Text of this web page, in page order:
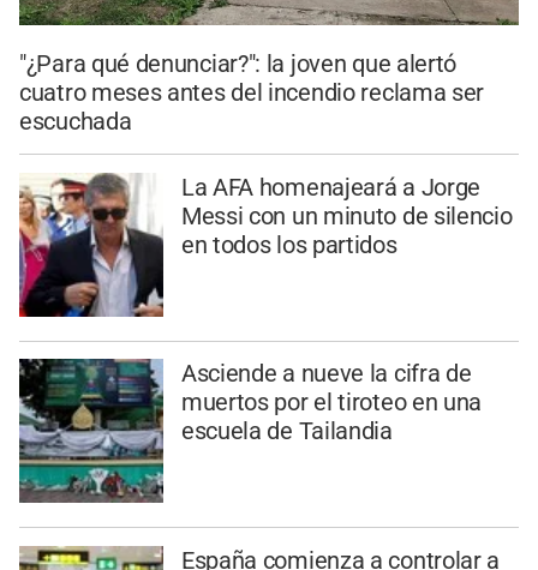
"¿Para qué denunciar?": la joven que alertó
cuatro meses antes del incendio reclama ser
escuchada
La AFA homenajeará a Jorge
Messi con un minuto de silencio
en todos los partidos
Asciende a nueve la cifra de
muertos por el tiroteo en una
escuela de Tailandia
España comienza a controlar a